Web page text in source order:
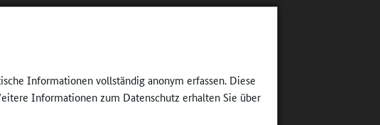
Informationen vollständig anonym erfassen. Diese
Informationen zum Datenschutz erhalten Sie über
die
„Mir fehlte in
damit auch wirklich